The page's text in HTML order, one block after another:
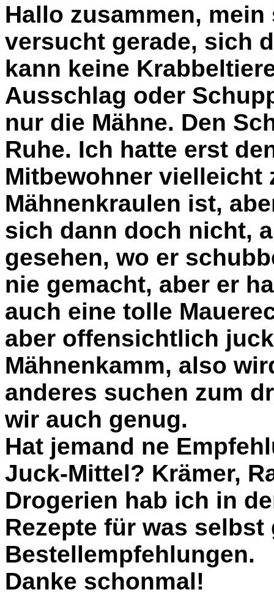
Hallo zusammen,
versucht gerade, sich
kann keine
Ausschlag oder
nur die Mähne. Den
Ruhe. Ich hatte erst
Mitbewohner
Mähnenkraulen ist,
sich dann doch nicht,
gesehen, wo er
nie gemacht, aber er
auch eine tolle
aber offensichtlich
Mähnenkamm, also
anderes suchen zum
wir auch genug.
Hat jemand ne
Juck-Mittel? Krämer,
Drogerien hab ich in
Rezepte für was
Bestellempfehlungen.
Danke schonmal!